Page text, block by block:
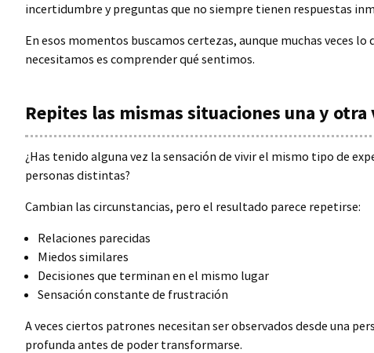
incertidumbre y preguntas que no siempre tienen respuestas
En esos momentos buscamos certezas, aunque muchas veces lo
necesitamos es comprender qué sentimos.
Repites las mismas situaciones una y otra
¿Has tenido alguna vez la sensación de vivir el mismo tipo de
personas distintas?
Cambian las circunstancias, pero el resultado parece repetirse:
Relaciones parecidas
Miedos similares
Decisiones que terminan en el mismo lugar
Sensación constante de frustración
A veces ciertos patrones necesitan ser observados desde una
profunda antes de poder transformarse.